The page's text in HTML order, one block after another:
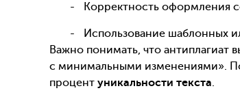
Корректность оформления
Использование шаблонных
Важно понимать, что антиплагиат
с минимальными изменениями».
процент уникальности текста